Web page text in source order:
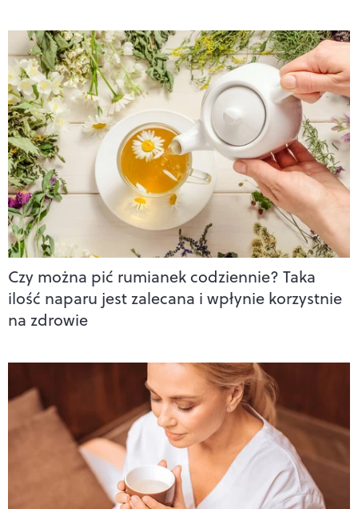
Czy można pić rumianek codziennie? Taka
ilość naparu jest zalecana i wpłynie korzystnie
na zdrowie